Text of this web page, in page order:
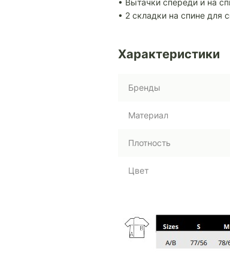
• Вытачки спереди и на
• 2 складки на спине для
Характеристики
Бренды
Материал
Плотность
Цвет